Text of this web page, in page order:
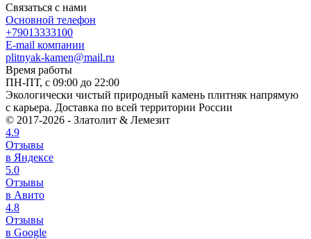
Связаться с нами
Основной телефон
+79013333100
E-mail компании
plitnyak-kamen@mail.ru
Время работы
ПН-ПТ, с 09:00 до 22:00
Экологически чистый природный камень плитняк напрямую
с карьера. Доставка по всей территории России
© 2017-2026 - Златолит & Лемезит
4.9
Отзывы
в Яндексе
5.0
Отзывы
в Авито
4.8
Отзывы
в Google